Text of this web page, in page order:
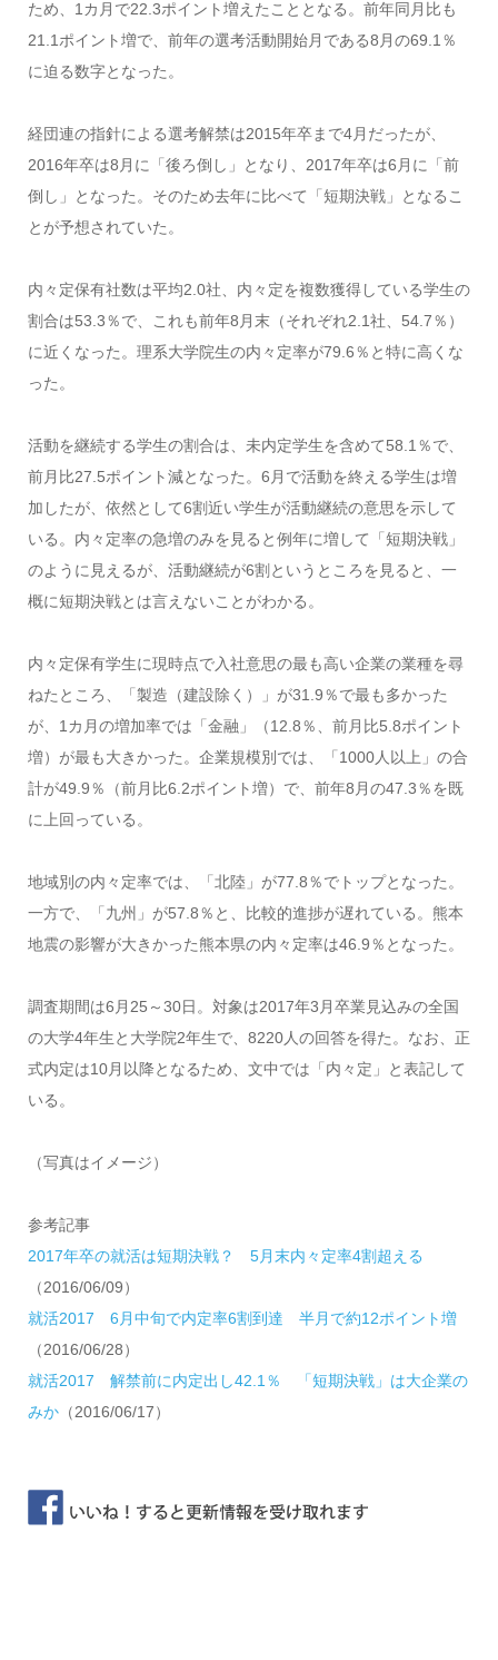
ため、1カ月で22.3ポイント増えたこととなる。前年同月比も
21.1ポイント増で、前年の選考活動開始月である8月の69.1％
に迫る数字となった。
経団連の指針による選考解禁は2015年卒まで4月だったが、
2016年卒は8月に「後ろ倒し」となり、2017年卒は6月に「前
倒し」となった。そのため去年に比べて「短期決戦」となるこ
とが予想されていた。
内々定保有社数は平均2.0社、内々定を複数獲得している学生の
割合は53.3％で、これも前年8月末（それぞれ2.1社、54.7％）
に近くなった。理系大学院生の内々定率が79.6％と特に高くな
った。
活動を継続する学生の割合は、未内定学生を含めて58.1％で、
前月比27.5ポイント減となった。6月で活動を終える学生は増
加したが、依然として6割近い学生が活動継続の意思を示して
いる。内々定率の急増のみを見ると例年に増して「短期決戦」
のように見えるが、活動継続が6割というところを見ると、一
概に短期決戦とは言えないことがわかる。
内々定保有学生に現時点で入社意思の最も高い企業の業種を尋
ねたところ、「製造（建設除く）」が31.9％で最も多かった
が、1カ月の増加率では「金融」（12.8％、前月比5.8ポイント
増）が最も大きかった。企業規模別では、「1000人以上」の合
計が49.9％（前月比6.2ポイント増）で、前年8月の47.3％を既
に上回っている。
地域別の内々定率では、「北陸」が77.8％でトップとなった。
一方で、「九州」が57.8％と、比較的進捗が遅れている。熊本
地震の影響が大きかった熊本県の内々定率は46.9％となった。
調査期間は6月25～30日。対象は2017年3月卒業見込みの全国
の大学4年生と大学院2年生で、8220人の回答を得た。なお、正
式内定は10月以降となるため、文中では「内々定」と表記して
いる。
（写真はイメージ）
参考記事
2017年卒の就活は短期決戦？ 5月末内々定率4割超える
（2016/06/09）
就活2017 6月中旬で内定率6割到達 半月で約12ポイント増
（2016/06/28）
就活2017 解禁前に内定出し42.1％ 「短期決戦」は大企業の
みか（2016/06/17）